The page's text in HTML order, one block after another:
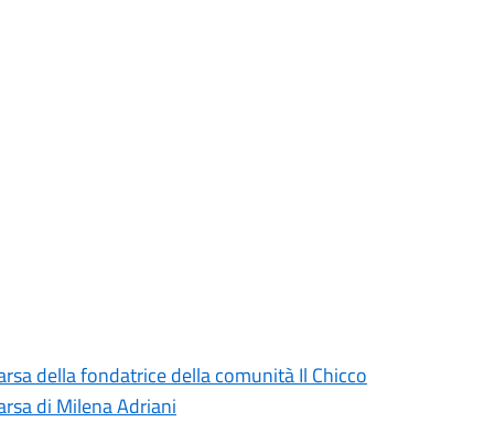
della fondatrice della comunità Il Chicco
di Milena Adriani